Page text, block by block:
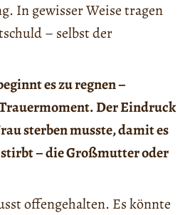
In gewisser Weise tragen
– selbst der
es zu regnen –
Der Eindruck
sterben musste, damit es
– die Großmutter oder
offengehalten. Es könnte